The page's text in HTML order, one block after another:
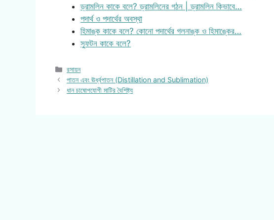
ড্রামলিন কাকে বলে? ড্রামলিনের গঠন | ড্রামলিন কিভাবে…
পদার্থ ও পদার্থের অবস্থা
হিমাঙ্ক কাকে বলে? কোনো পদার্থের গলনাঙ্ক ও হিমাঙ্কের…
স্ফুটন কাকে বলে?
Categories
রসায়ন
পাতন এবং ঊর্ধ্বপাতন (Distillation and Sublimation)
ধান চাষোপযোগী মাটির বৈশিষ্ট্য